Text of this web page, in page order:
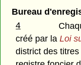
Bureau
4
créé par laLoi
district des